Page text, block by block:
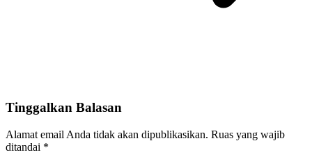
Tinggalkan Balasan
Alamat email Anda tidak akan dipublikasikan. Ruas yang wajib
ditandai *